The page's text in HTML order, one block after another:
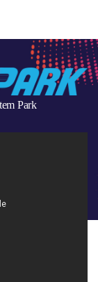
Park